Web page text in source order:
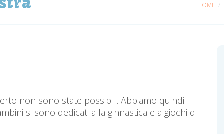
HOME
non sono state possibili. Abbiamo quindi
si sono dedicati alla ginnastica e a giochi di